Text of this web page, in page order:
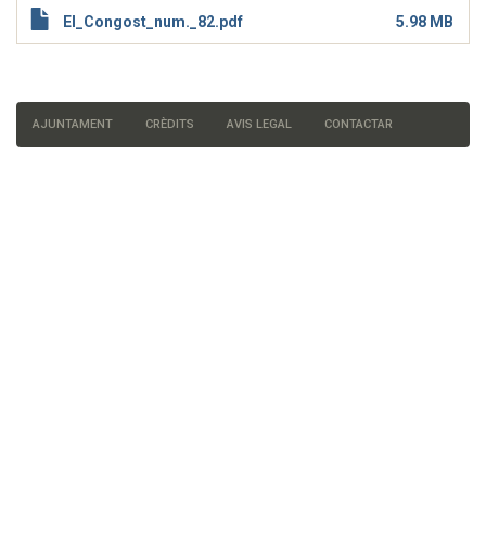
El_Congost_num._82.pdf 5.98 MB
Menú
AJUNTAMENT CRÈDITS AVIS LEGAL CONTACTAR